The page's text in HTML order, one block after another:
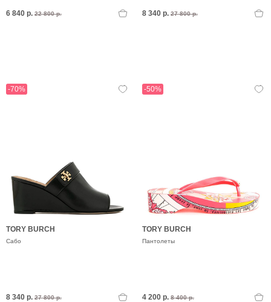
6 840 р. 22 800 р. 8 340 р. 27 800 р.
-70%
TORY BURCH
Сабо
8 340 р. 27 800 р.
-50%
TORY BURCH
Пантолеты
4 200 р. 8 400 р.